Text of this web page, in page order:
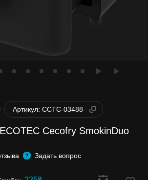
Артикул: CCTC-03488
Cecofry SmokinDuo
Задать вопрос